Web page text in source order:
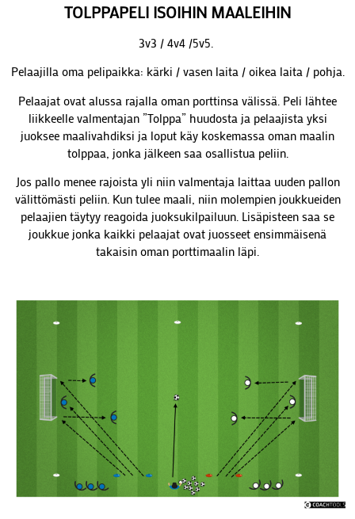
TOLPPAPELI ISOIHIN MAALEIHIN
3v3 / 4v4 /5v5.
Pelaajilla oma pelipaikka: kärki / vasen laita / oikea laita / pohja.
Pelaajat ovat alussa rajalla oman porttinsa välissä. Peli lähtee
liikkeelle valmentajan ”Tolppa” huudosta ja pelaajista yksi
juoksee maalivahdiksi ja loput käy koskemassa oman maalin
tolppaa, jonka jälkeen saa osallistua peliin.
Jos pallo menee rajoista yli niin valmentaja laittaa uuden pallon
välittömästi peliin. Kun tulee maali, niin molempien joukkueiden
pelaajien täytyy reagoida juoksukilpailuun. Lisäpisteen saa se
joukkue jonka kaikki pelaajat ovat juosseet ensimmäisenä
takaisin oman porttimaalin läpi.